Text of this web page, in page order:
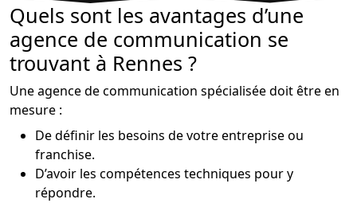
Quels sont les avantages d’une
agence de communication se
trouvant à Rennes ?
Une agence de communication spécialisée doit être en
mesure :
De définir les besoins de votre entreprise ou
franchise.
D’avoir les compétences techniques pour y
répondre.